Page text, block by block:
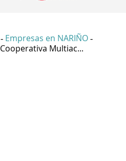
- Empresas en NARIÑO -
Cooperativa Multiac...